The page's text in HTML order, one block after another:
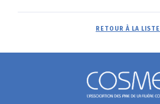
RETOUR À LA LISTE